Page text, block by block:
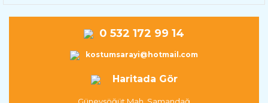
0 532 172 99 14
kostumsarayi@hotmail.com
Haritada Gör